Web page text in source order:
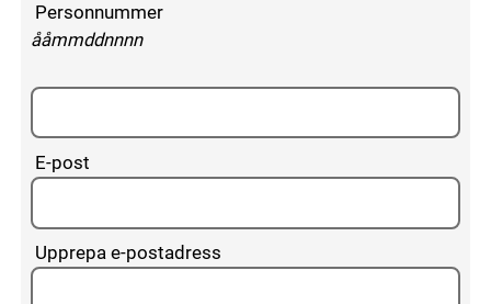
Fyll i dina personuppgifter
Personnummer
enligt följande mönster:
ååmmddnnnn
E-post
Upprepa e-postadress